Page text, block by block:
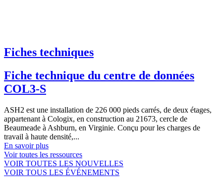
Fiches techniques
Fiche technique du centre de données
COL3-S
ASH2 est une installation de 226 000 pieds carrés, de deux étages,
appartenant à Cologix, en construction au 21673, cercle de
Beaumeade à Ashburn, en Virginie. Conçu pour les charges de
travail à haute densité,...
En savoir plus
Voir toutes les ressources
VOIR TOUTES LES NOUVELLES
VOIR TOUS LES ÉVÉNEMENTS